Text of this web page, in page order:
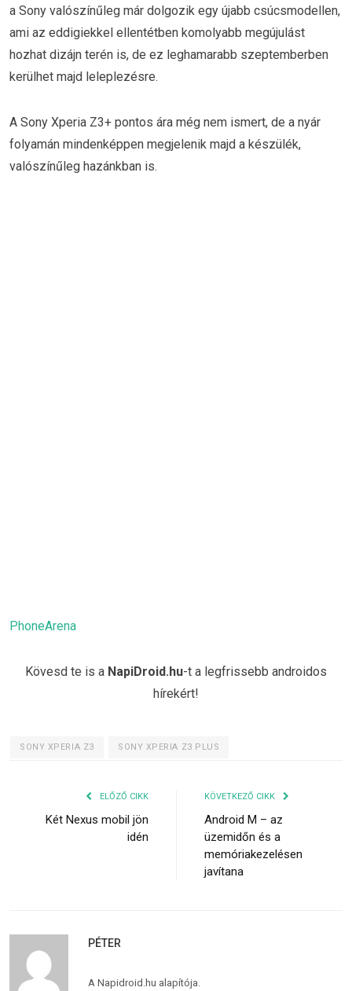
a Sony valószínűleg már dolgozik egy újabb csúcsmodellen,
ami az eddigiekkel ellentétben komolyabb megújulást
hozhat dizájn terén is, de ez leghamarabb szeptemberben
kerülhet majd leleplezésre.
A Sony Xperia Z3+ pontos ára még nem ismert, de a nyár
folyamán mindenképpen megjelenik majd a készülék,
valószínűleg hazánkban is.
PhoneArena
Kövesd te is a NapiDroid.hu-t a legfrissebb androidos
hírekért!
SONY XPERIA Z3 SONY XPERIA Z3 PLUS
ELŐZŐ CIKK
Két Nexus mobil jön
idén
KÖVETKEZŐ CIKK
Android M – az
üzemidőn és a
memóriakezelésen
javítana
PÉTER
A Napidroid.hu alapítója.